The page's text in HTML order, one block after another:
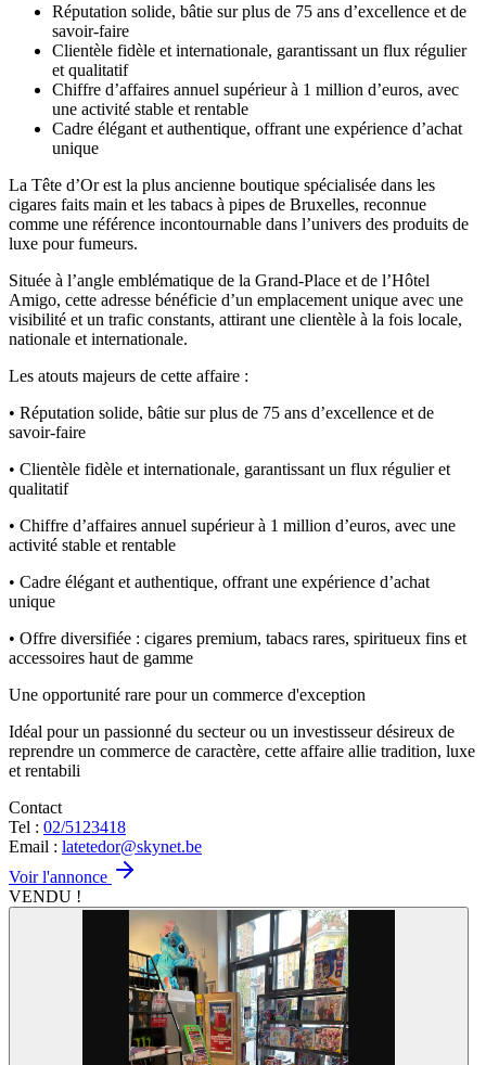
Réputation solide, bâtie sur plus de 75 ans d’excellence et de
savoir-faire
Clientèle fidèle et internationale, garantissant un flux régulier
et qualitatif
Chiffre d’affaires annuel supérieur à 1 million d’euros, avec
une activité stable et rentable
Cadre élégant et authentique, offrant une expérience d’achat
unique
La Tête d’Or est la plus ancienne boutique spécialisée dans les
cigares faits main et les tabacs à pipes de Bruxelles, reconnue
comme une référence incontournable dans l’univers des produits de
luxe pour fumeurs.
Située à l’angle emblématique de la Grand-Place et de l’Hôtel
Amigo, cette adresse bénéficie d’un emplacement unique avec une
visibilité et un trafic constants, attirant une clientèle à la fois locale,
nationale et internationale.
Les atouts majeurs de cette affaire :
• Réputation solide, bâtie sur plus de 75 ans d’excellence et de
savoir-faire
• Clientèle fidèle et internationale, garantissant un flux régulier et
qualitatif
• Chiffre d’affaires annuel supérieur à 1 million d’euros, avec une
activité stable et rentable
• Cadre élégant et authentique, offrant une expérience d’achat
unique
• Offre diversifiée : cigares premium, tabacs rares, spiritueux fins et
accessoires haut de gamme
Une opportunité rare pour un commerce d'exception
Idéal pour un passionné du secteur ou un investisseur désireux de
reprendre un commerce de caractère, cette affaire allie tradition, luxe
et rentabili
Contact
Tel : 02/5123418
Email : latetedor@skynet.be
Voir l'annonce
VENDU !